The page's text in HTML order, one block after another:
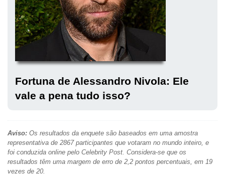
Fortuna de Alessandro Nivola: Ele
vale a pena tudo isso?
Aviso: Os resultados da enquete são baseados em uma amostra
representativa de 2867 participantes que votaram no mundo inteiro, e
foi conduzida online pelo Celebrity Post. Considera-se que os
resultados têm uma margem de erro de 2,2 pontos percentuais, em 19
vezes de 20.